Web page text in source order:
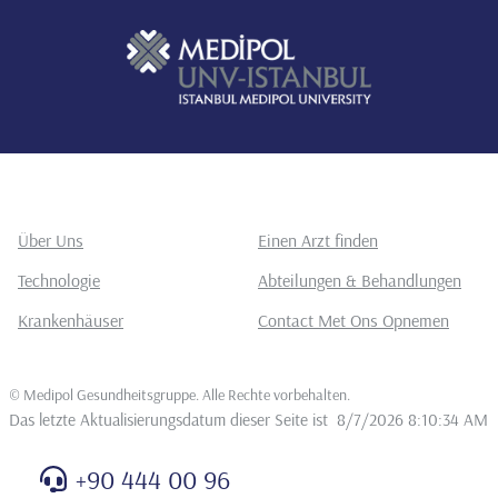
Über Uns
Einen Arzt finden
Technologie
Abteilungen & Behandlungen
Krankenhäuser
Contact Met Ons Opnemen
© Medipol Gesundheitsgruppe. Alle Rechte vorbehalten
Das letzte Aktualisierungsdatum dieser Seite ist 8/7/2026 8:10:34 AM
+90 444 00 96